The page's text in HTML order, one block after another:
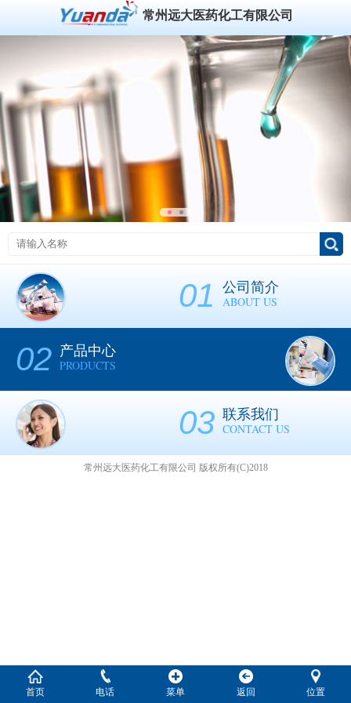
常州远大医药化工有限公司
01 公司简介
ABOUT US
02 产品中心
PRODUCTS
03 联系我们
CONTACT US
常州远大医药化工有限公司 版权所有(C)2018
首页 电话 菜单 返回 位置